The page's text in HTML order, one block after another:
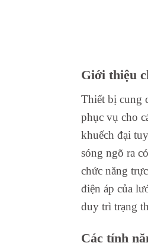
Giới thiệu
Thiết bị cung
phục vụ cho
khuếch đại
sóng ngõ ra
chức năng
điện áp của
duy trì trạng
Các tính